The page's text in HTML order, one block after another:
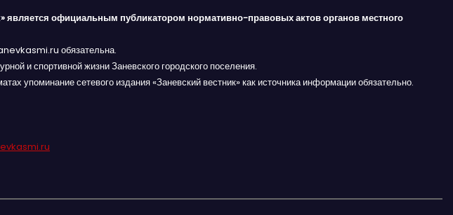
является официальным публикатором нормативно-правовых актов органов местного
обязательна.
и спортивной жизни Заневского городского поселения.
упоминание сетевого издания «Заневский вестник» как источника информации обязательно.